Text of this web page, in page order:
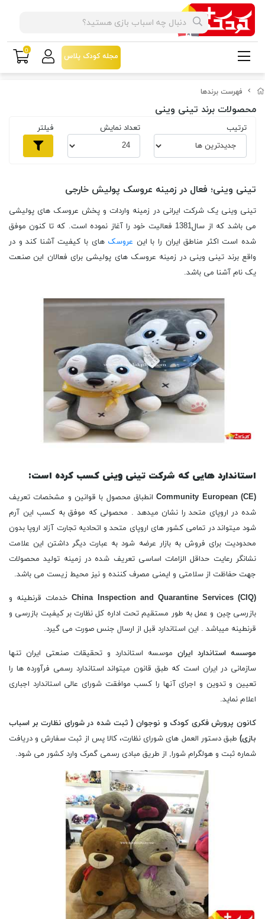
فهرست برندها
محصولات برند تینی وینی
ترتیب تعداد نمایش فیلتر
تینی وینی؛ فعال در زمینه عروسک پولیش خارجی
تینی وینی یک شرکت ایرانی در زمینه واردات و پخش عروسک های پولیشی
می باشد که از سال1381 فعالیت خود را آغاز نموده است. که تا کنون موفق
شده است اکثر مناطق ایران را با این عروسک های با کیفیت آشنا کند و در
واقع برند تینی وینی در زمینه عروسک های پولیشی برای فعالان این صنعت
یک نام آشنا می باشد.
استاندارد هایی که شرکت تینی وینی کسب کرده است:
Community European (CE)انطباق محصول با قوانین و مشخصات تعریف
شده در اروپای متحد را نشان میدهد . محصولی که موفق به کسب این آرم
شود میتواند در تمامی کشور های اروپای متحد و اتحادیه تجارت آزاد اروپا بدون
محدودیت برای فروش به بازار عرضه شود به عبارت دیگر داشتن این علامت
نشانگر رعایت حداقل الزامات اساسی تعریف شده در زمینه تولید محصولات
جهت حفاظت از سلامتی و ایمنی مصرف کننده و نیز محیط زیست می باشد.
China Inspection and Quarantine Services (CIQ)خدمات قرنطینه و
بازرسی چین و عمل به طور مستقیم تحت اداره کل نظارت بر کیفیت بازرسی و
قرنطینه میباشد . این استاندارد قبل از ارسال جنس صورت می گیرد.
موسسه استاندارد ایران موسسه استاندارد و تحقیقات صنعتی ایران تنها
سازمانی در ایران است که طبق قانون میتواند استاندارد رسمی فرآورده ها را
تعیین و تدوین و اجرای آنها را کسب موافقت شورای عالی استاندارد اجباری
اعلام نماید.
کانون پرورش فکری کودک و نوجوان ( ثبت شده در شورای نظارت بر اسباب
بازی) طبق دستور العمل های شورای نظارت، کالا پس از ثبت سفارش و دریافت
شماره ثبت و هولگرام شورا, از طریق مبادی رسمی گمرک وارد کشور می شود.
مجله کودک پلاس
0